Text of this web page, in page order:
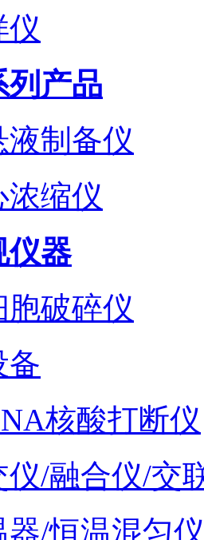
仪
列产品
制备仪
缩仪
仪器
胞破碎仪
备
核酸打断仪
仪/融合仪/交
器/恒温混匀仪